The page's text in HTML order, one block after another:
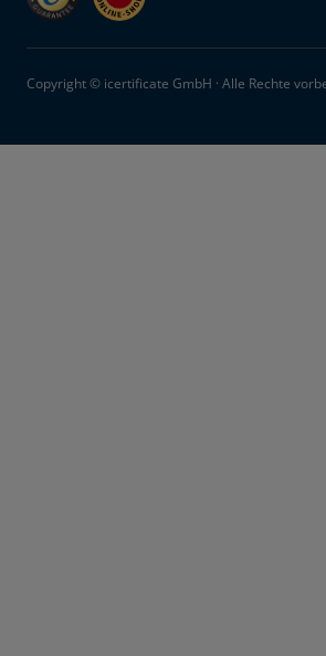
Copyright © icertificate GmbH · Alle Rechte